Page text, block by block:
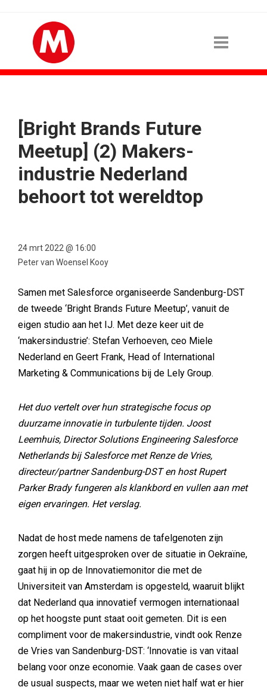
[Bright Brands Future
Meetup] (2) Makers-
industrie Nederland
behoort tot wereldtop
24 mrt 2022 @ 16:00
Peter van Woensel Kooy
Samen met Salesforce organiseerde Sandenburg-DST
de tweede ‘Bright Brands Future Meetup’, vanuit de
eigen studio aan het IJ. Met deze keer uit de
‘makersindustrie’: Stefan Verhoeven, ceo Miele
Nederland en Geert Frank, Head of International
Marketing & Communications bij de Lely Group.
Het duo vertelt over hun strategische focus op
duurzame innovatie in turbulente tijden. Joost
Leemhuis, Director Solutions Engineering Salesforce
Netherlands bij Salesforce met Renze de Vries,
directeur/partner Sandenburg-DST en host Rupert
Parker Brady fungeren als klankbord en vullen aan met
eigen ervaringen. Het verslag.
Nadat de host mede namens de tafelgenoten zijn
zorgen heeft uitgesproken over de situatie in Oekraïne,
gaat hij in op de Innovatiemonitor die met de
Universiteit van Amsterdam is opgesteld, waaruit blijkt
dat Nederland qua innovatief vermogen internationaal
op het hoogste punt staat ooit gemeten. Dit is een
compliment voor de makersindustrie, vindt ook Renze
de Vries van Sandenburg-DST: ‘Innovatie is van vitaal
belang voor onze economie. Vaak gaan de cases over
de usual suspects, maar we weten niet half wat er hier